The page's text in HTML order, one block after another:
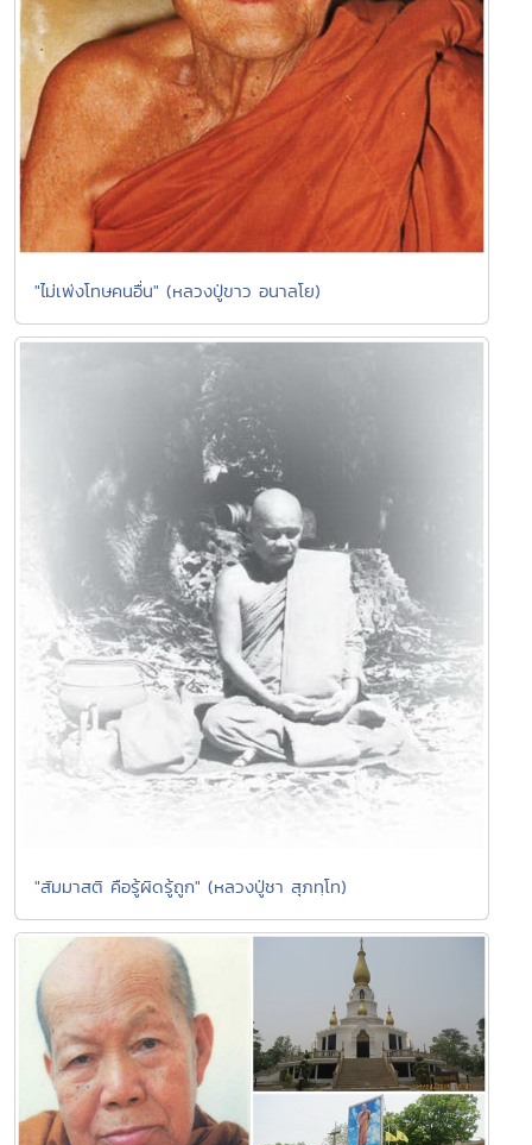
"ไม่เพ่งโทษคนอื่น" (หลวงปู่ขาว อนาลโย)
"สัมมาสติ คือรู้ผิดรู้ถูก" (หลวงปู่ชา สุภทฺโท)